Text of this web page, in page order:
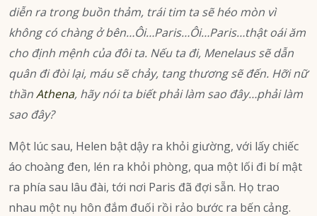
diễn ra trong buồn thảm, trái tim ta sẽ héo mòn vì
không có chàng ở bên…Ôi…Paris…Ôi…Paris…thật oái ăm
cho định mệnh của đôi ta. Nếu ta đi, Menelaus sẽ dẫn
quân đi đòi lại, máu sẽ chảy, tang thương sẽ đến. Hỡi nữ
thầnAthena, hãy nói ta biết phải làm sao đây…phải làm
sao đây?
Một lúc sau, Helen bật dậy ra khỏi giường, với lấy chiếc
áo choàng đen, lén ra khỏi phòng, qua một lối đi bí mật
ra phía sau lâu đài, tới nơi Paris đã đợi sẵn. Họ trao
nhau một nụ hôn đắm đuối rồi rảo bước ra bến cảng.